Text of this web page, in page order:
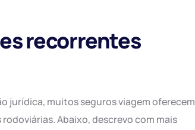
recorrentes
jurídica, muitos seguros viagem oferecem
Abaixo, descrevo com mais